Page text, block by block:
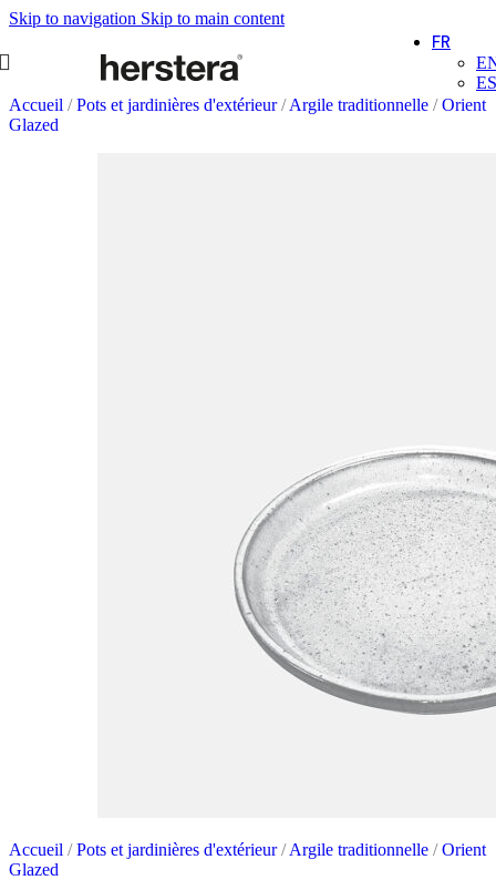
Skip to navigation Skip to main content
FR
ES
Accueil / Pots et jardinières d'extérieur/ Argile traditionnelle / Orient
Glazed
Accueil / Pots et jardinières d'extérieur/ Argile traditionnelle / Orient
Glazed